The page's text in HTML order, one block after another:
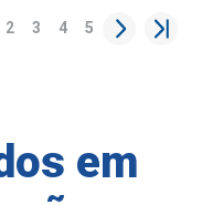
2 3 4 5
em